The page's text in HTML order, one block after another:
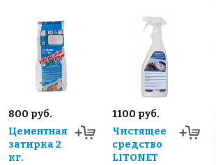
800 руб.
Цементная
затирка 2
кг.
1100 руб.
Чистящее
средство
LITONET